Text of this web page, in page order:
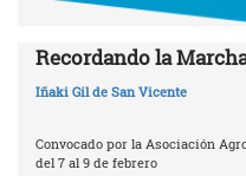
Recordando la
Iñaki Gil de San Vicente
Convocado por la Asociación
del 7 al 9 de febrero